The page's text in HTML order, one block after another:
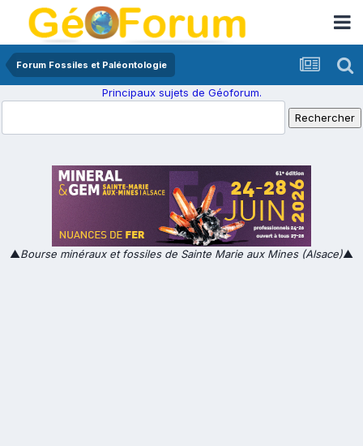
Forum Fossiles et Paléontologie
Principaux sujets de Géoforum.
▲Bourse minéraux et fossiles de Sainte Marie aux Mines (Alsace)▲